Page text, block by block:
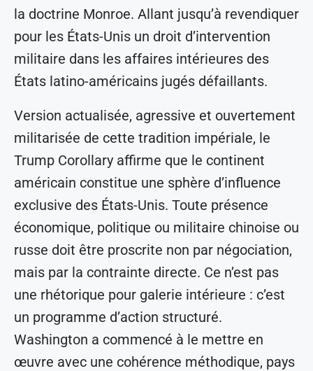
la doctrine Monroe. Allant jusqu’à revendiquer
pour les États-Unis un droit d’intervention
militaire dans les affaires intérieures des
États latino-américains jugés défaillants.
Version actualisée, agressive et ouvertement
militarisée de cette tradition impériale, le
Trump Corollary affirme que le continent
américain constitue une sphère d’influence
exclusive des États-Unis. Toute présence
économique, politique ou militaire chinoise ou
russe doit être proscrite non par négociation,
mais par la contrainte directe. Ce n’est pas
une rhétorique pour galerie intérieure : c’est
un programme d’action structuré.
Washington a commencé à le mettre en
œuvre avec une cohérence méthodique, pays